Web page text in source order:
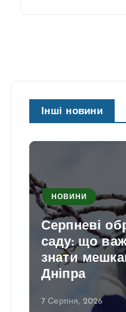
Інші новини
НОВИНИ
Серпневі
саду: що
знати
Дніпра
7 Серпня, 2026